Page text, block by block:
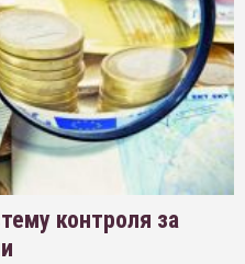
контроля за